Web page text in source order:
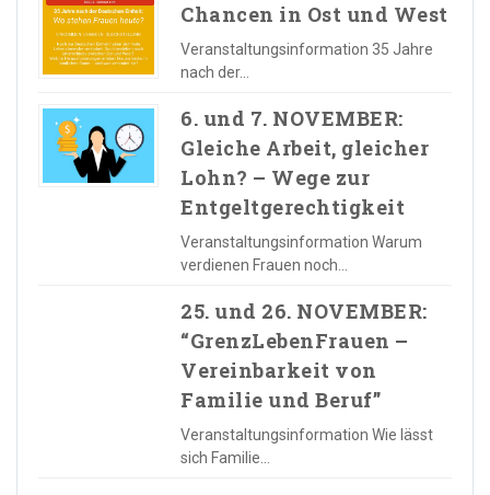
Chancen in Ost und West
Veranstaltungsinformation 35 Jahre
nach der…
6. und 7. NOVEMBER:
Gleiche Arbeit, gleicher
Lohn? – Wege zur
Entgeltgerechtigkeit
Veranstaltungsinformation Warum
verdienen Frauen noch…
25. und 26. NOVEMBER:
“GrenzLebenFrauen –
Vereinbarkeit von
Familie und Beruf”
Veranstaltungsinformation Wie lässt
sich Familie…